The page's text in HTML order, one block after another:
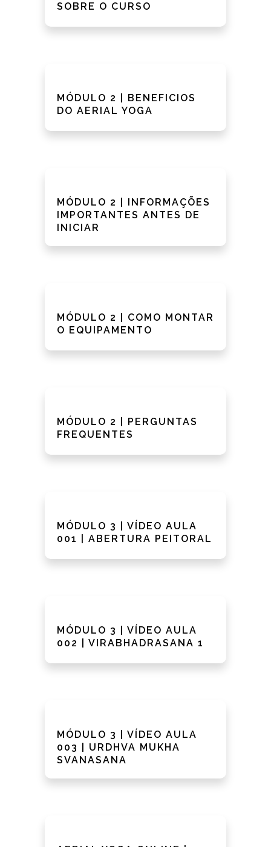
SOBRE O CURSO
MÓDULO 2 | BENEFICIOS
DO AERIAL YOGA
MÓDULO 2 | INFORMAÇÕES
IMPORTANTES ANTES DE
INICIAR
MÓDULO 2 | COMO MONTAR
O EQUIPAMENTO
MÓDULO 2 | PERGUNTAS
FREQUENTES
MÓDULO 3 | VÍDEO AULA
001 | ABERTURA PEITORAL
MÓDULO 3 | VÍDEO AULA
002 | VIRABHADRASANA 1
MÓDULO 3 | VÍDEO AULA
003 | URDHVA MUKHA
SVANASANA